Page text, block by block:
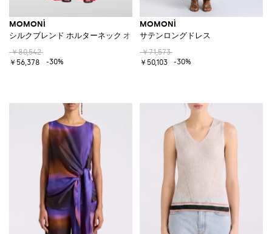
MOMONÌ
シルクブレンド ホルターネック オフショルダー ロングドレス
￥80,542
￥56,378
-30%
MOMONÌ
サテンロングドレス
￥71,573
￥50,103
-30%